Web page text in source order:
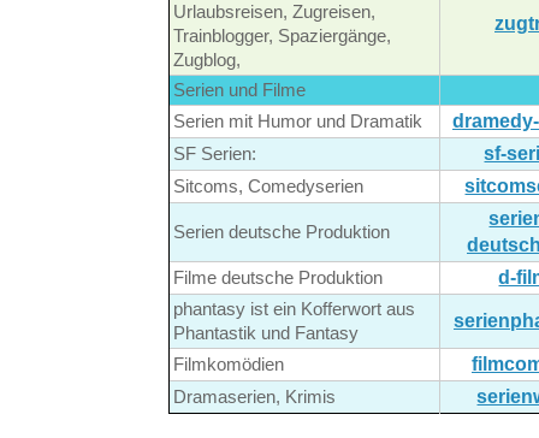
Urlaubsreisen, Zugreisen,
Trainblogger, Spaziergänge,
Zugblog,
Serien und Filme
Serien mit Humor und Dramatik
SF Serien: sf-
Sitcoms, Comedyserien
Serien deutsche Produktion
Filme deutsche Produktion d-
phantasy ist ein Kofferwort aus
Phantastik und Fantasy
Filmkomödien
Dramaserien, Krimis